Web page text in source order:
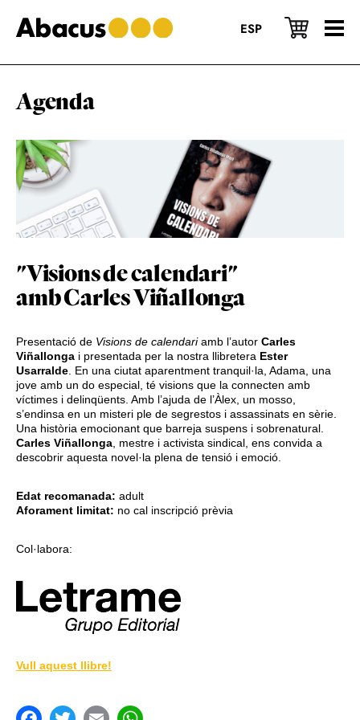
to
main
to
primary
to
footer
ESP
Agenda
"Visions de calendari"
amb Carles Viñallonga
Presentació de Visions de calendariamb l’autor Carles
Viñallonga i presentada per la nostra llibretera Ester
Usarralde. En una ciutat aparentment tranquil·la, Adama, una
jove amb un do especial, té visions que la connecten amb
víctimes i delinqüents. Amb l’ajuda de l’Àlex, un mosso,
s’endinsa en un misteri ple de segrestos i assassinats en sèrie.
Una història emocionant que barreja suspens i sobrenatural.
Carles Viñallonga, mestre i activista sindical, ens convida a
descobrir aquesta novel·la plena de tensió i emoció.
Edat recomanada: adult
Aforament limitat: no cal inscripció prèvia
Col·labora:
Vull aquest llibre!